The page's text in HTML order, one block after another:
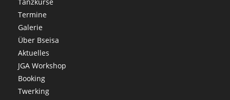
Termine
Galerie
Über Bseisa
Aktuelles
JGA Workshop
Booking
Twerking